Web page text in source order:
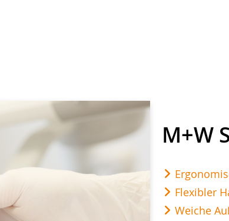
M+W
Flexibler
Weiche